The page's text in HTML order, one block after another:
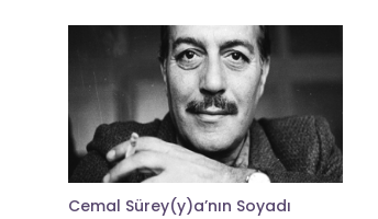
Cemal Sürey(y)a’nın Soyadı